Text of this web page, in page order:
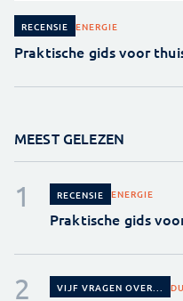
RECENSIE ENERGIE
Praktische gids voor
MEEST GELEZEN
RECENSIE ENERGIE
Praktische gids
VIJF VRAGEN OVER...